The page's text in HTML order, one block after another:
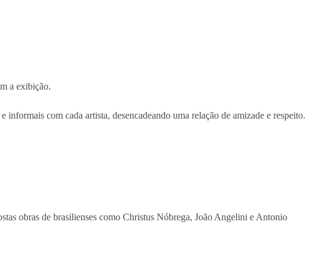
a exibição.
com cada artista, desencadeando uma relação de amizade e respeito.
obras de brasilienses como Christus Nóbrega, João Angelini e Antonio